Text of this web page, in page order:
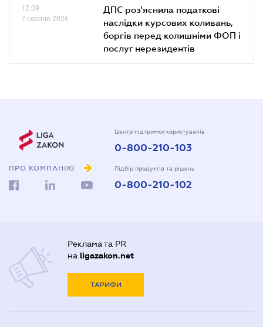
12.09
7 серпня 2026
ДПС роз'яснила податкові
наслідки курсових коливань,
боргів перед колишніми ФОП і
послуг нерезидентів
ПРО КОМПАНІЮ
Центр підтримки користувачів
0-800-210-103
Підбір продуктів та рішень
0-800-210-102
Реклама та PR
на ligazakon.net
ТАРИФИ